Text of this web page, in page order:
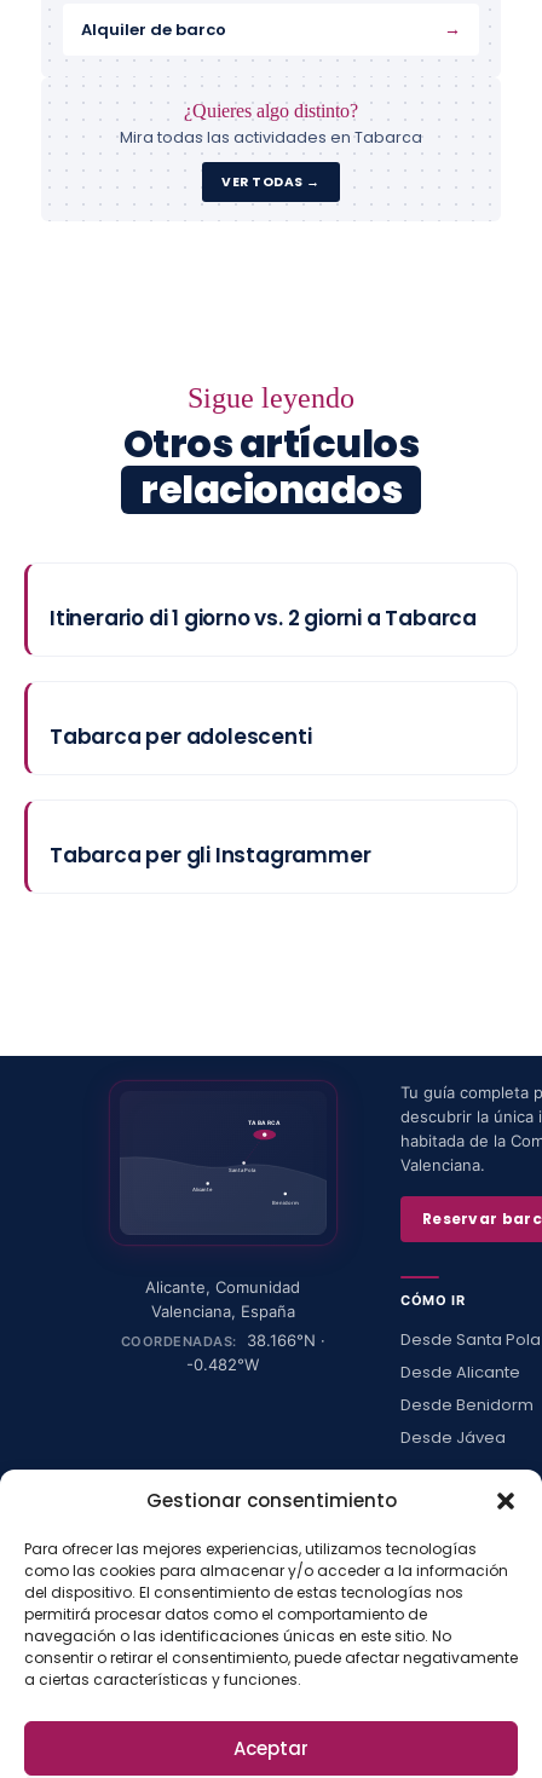
Gestionar consentimiento
Para ofrecer las mejores experiencias, utilizamos tecnologías
como las cookies para almacenar y/o acceder a la información
del dispositivo. El consentimiento de estas tecnologías nos
permitirá procesar datos como el comportamiento de
navegación o las identificaciones únicas en este sitio. No
consentir o retirar el consentimiento, puede afectar negativamente
a ciertas características y funciones.
Aceptar
Alquiler de barco →
¿Quieres algo distinto?
Mira todas las actividades en Tabarca
VER TODAS →
Sigue leyendo
Otros artículos
relacionados
Itinerario di 1 giorno vs. 2 giorni a Tabarca
Tabarca per adolescenti
Tabarca per gli Instagrammer
TABARCA
Santa Pola
Alicante
Benidorm
Alicante,Comunidad
Valenciana, España
COORDENADAS: 38.166°N ·
-0.482°W
Tu guía completa
descubrir la única
habitada de la
Valenciana.
Reservar
CÓMO IR
Desde Santa Pola
Desde Alicante
Desde Benidorm
Desde Jávea
LA ISLA
Actividades
Blog
Con niños
Press kit